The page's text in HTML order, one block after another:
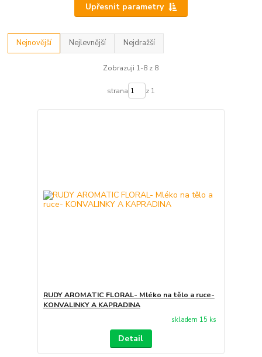
Upřesnit parametry
Nejnovější Nejlevnější Nejdražší
Zobrazuji 1-8 z 8
strana z 1
RUDY AROMATIC FLORAL- Mléko na tělo a ruce-
KONVALINKY A KAPRADINA
skladem 15 ks
Detail